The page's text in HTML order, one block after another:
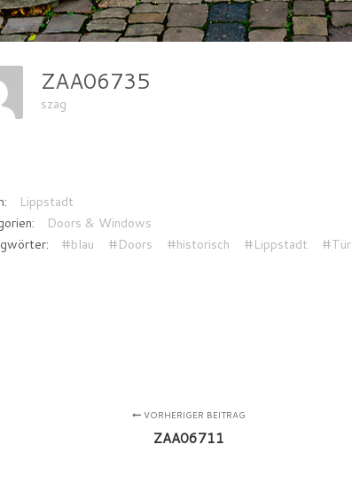
ZAA06735
szag
Lippstadt
Doors & Windows
#blau #Doors #historisch #Lippstadt #Tür
VORHERIGER BEITRAG
ZAA06711